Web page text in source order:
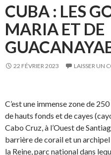
CUBA : LES
MARIA ET DE
22 FÉVRIER 2023 LAISSER UN
C’est une immense zone de
de hauts fonds et de cayes
Cabo Cruz, à l’Ouest de
barrière de corail et un
la Reine, parc national dans